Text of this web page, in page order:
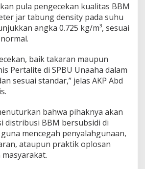
i
S
P
B
U
n
a
a
h
a
e
s
u
a
i
S
pula pengecekan kualitas BBM
jar tabung density pada suhu
angka 0.725 kg/m³, sesuai
baik takaran maupun
Pertalite di SPBU Unaaha dalam
sesuai standar,” jelas AKP Abd
bahwa pihaknya akan
distribusi BBM bersubsidi di
mencegah penyalahgunaan,
ataupun praktik oplosan